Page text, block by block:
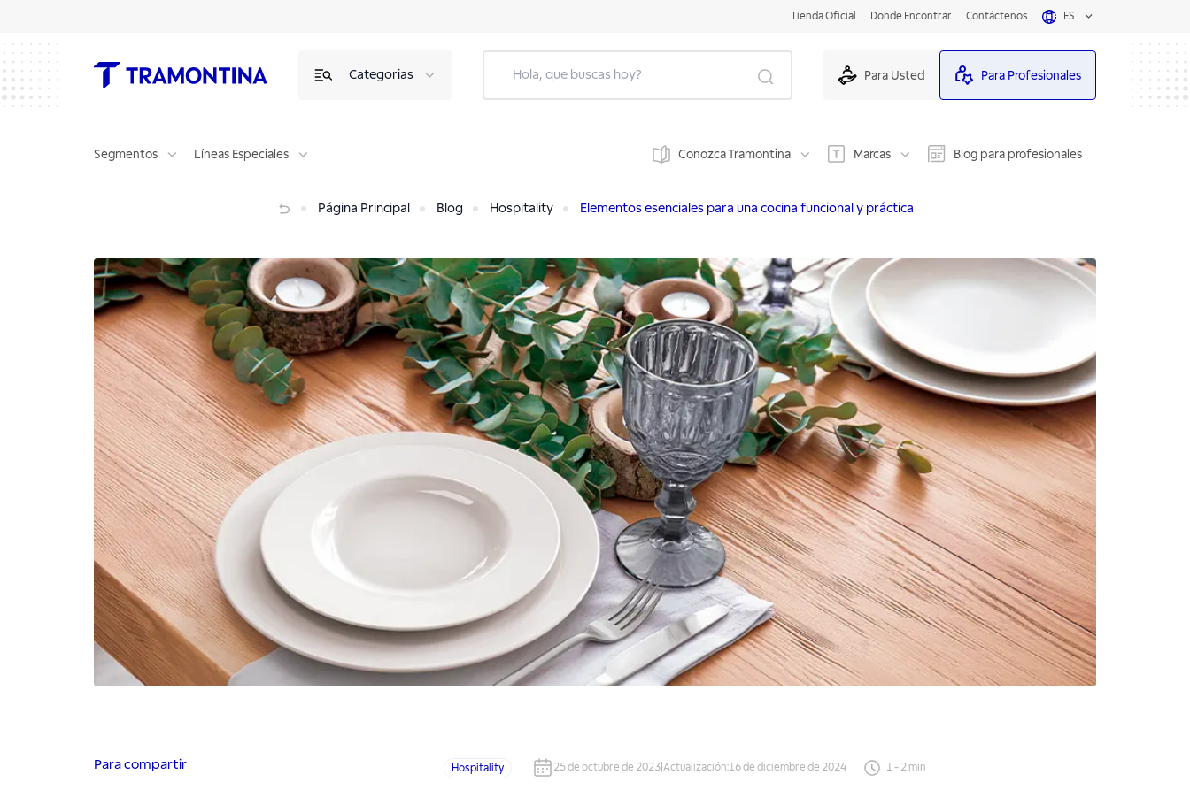
Tienda Oficial Donde Encontrar Contáctenos ES
Categorias Para Usted Para Profesionales
Segmentos Líneas Especiales Conozca Tramontina Marcas Blog para profesionales
Página Principal Blog Hospitality Elementos esenciales para una cocina funcional y práctica
Para compartir Hospitality 25 de octubre de 2023 Actualización:16 de diciembre de 2024 1- 2 min